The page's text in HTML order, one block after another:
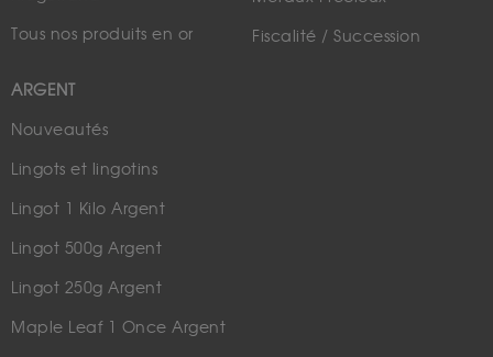
Tous nos produits en or
ARGENT
Nouveautés
Lingots et lingotins
Lingot 1 Kilo Argent
Lingot 500g Argent
Lingot 250g Argent
Maple Leaf 1 Once Argent
Fiscalité / Succession